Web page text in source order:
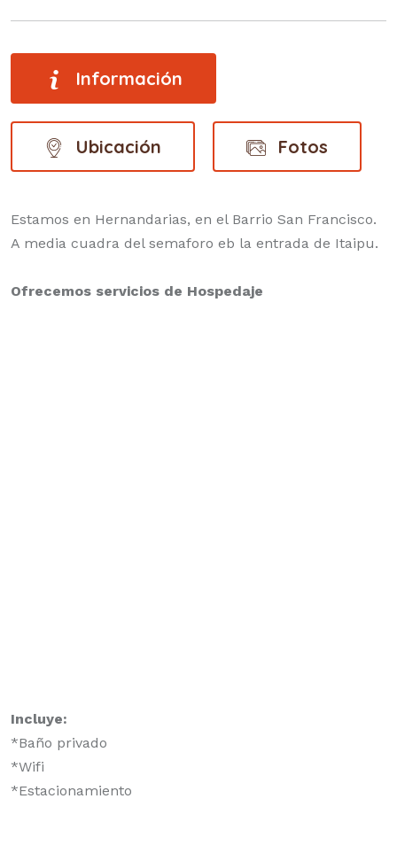
Información
Ubicación Fotos
Estamos en Hernandarias, en el Barrio San Francisco.
A media cuadra del semaforo eb la entrada de Itaipu.
Ofrecemos servicios de Hospedaje
Incluye:
*Baño privado
*Wifi
*Estacionamiento